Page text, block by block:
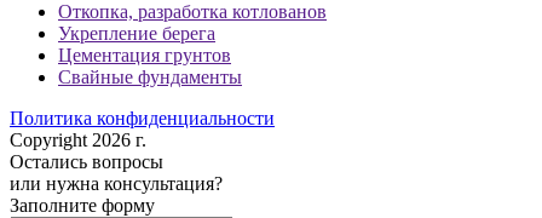
Откопка, разработка котлованов
Укрепление берега
Цементация грунтов
Свайные фундаменты
Политика конфиденциальности
Copyright 2026 г.
Остались вопросы
или нужна консультация?
Заполните форму